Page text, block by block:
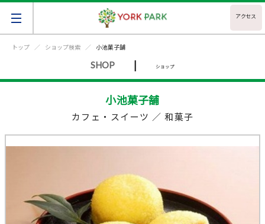
アクセス
トップ ショップ検索 小池菓子舗
SHOP | ショップ
小池菓子舗
カフェ・スイーツ ／ 和菓子